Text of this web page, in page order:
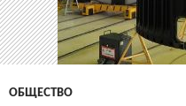
ОБЩЕСТВО